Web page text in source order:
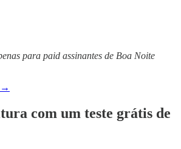
para paid assinantes de Boa Noite
→
com um teste grátis de